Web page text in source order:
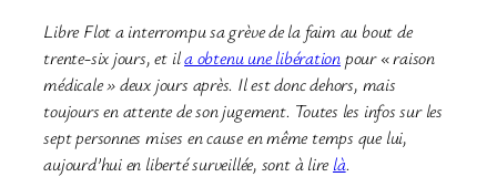
Libre Flot a interrompu sa grève de la faim au bout de
trente-six jours, et ila obtenu une libérationpour « raison
médicale » deux jours après. Il est donc dehors, mais
toujours en attente de son jugement. Toutes les infos sur les
sept personnes mises en cause en même temps que lui,
aujourd’hui en liberté surveillée, sont à lirelà.